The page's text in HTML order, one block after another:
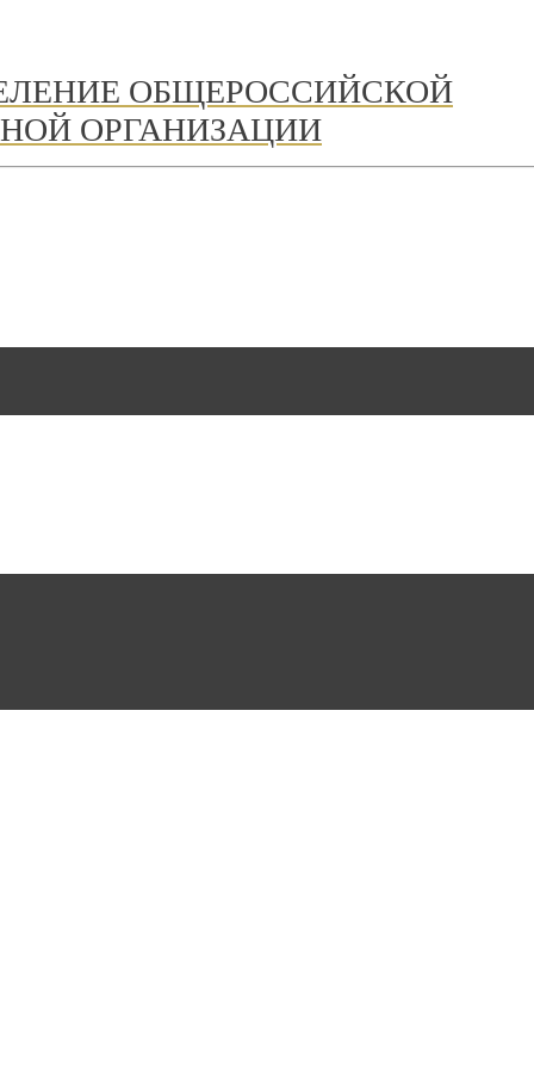
ОБЩЕРОССИЙСКОЙ
ОРГАНИЗАЦИИ